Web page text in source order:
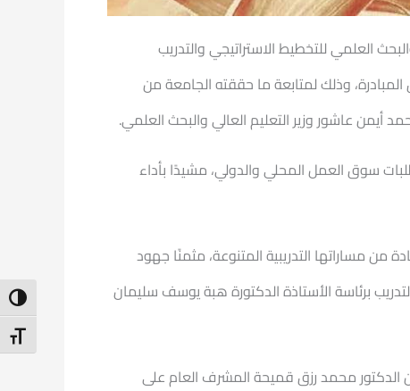
العلمي للتخطيط الاستراتيجي والتدريب
وذلك لمتابعة ما حققته الجامعة من
أيمن عاشور وزير التعليم العالي والبحث العلمي.
سوق العمل المحلي والدولي، مشيدًا بأداء
من مساراتها التدريبية المتنوعة، مثمنًا جهود
برئاسة الأستاذة الدكتورة هبة يوسف سليمان
الدكتور محمد رزق قميحة المشرف العام على